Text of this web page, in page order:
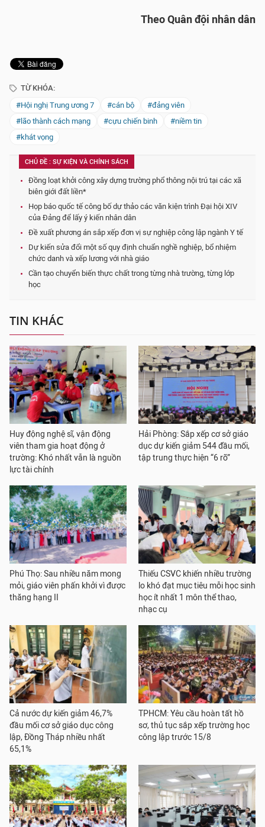
Theo Quân đội nhân dân
TỪ KHÓA:
#Hội nghị Trung ương 7
#cán bộ
#đảng viên
#lão thành cách mạng
#cựu chiến binh
#niềm tin
#khát vọng
CHỦ ĐỀ : SỰ KIỆN VÀ CHÍNH SÁCH
Đồng loạt khởi công xây dựng trường phổ thông nội trú tại các xã
biên giới đất liền*
Họp báo quốc tế công bố dự thảo các văn kiện trình Đại hội XIV
của Đảng để lấy ý kiến nhân dân
Đề xuất phương án sắp xếp đơn vị sự nghiệp công lập ngành Y tế
Dự kiến sửa đổi một số quy định chuẩn nghề nghiệp, bổ nhiệm
chức danh và xếp lương với nhà giáo
Cần tạo chuyển biến thực chất trong từng nhà trường, từng lớp
học
TIN KHÁC
Huy động nghệ sĩ, vận động
viên tham gia hoạt động ở
trường: Khó nhất vẫn là nguồn
lực tài chính
Hải Phòng: Sắp xếp cơ sở giáo
dục dự kiến giảm 544 đầu mối,
tập trung thực hiện “6 rõ”
Phú Thọ: Sau nhiều năm mong
mỏi, giáo viên phấn khởi vì được
thăng hạng II
Thiếu CSVC khiến nhiều trường
lo khó đạt mục tiêu mỗi học sinh
học ít nhất 1 môn thể thao,
nhạc cụ
Cả nước dự kiến giảm 46,7%
đầu mối cơ sở giáo dục công
lập, Đồng Tháp nhiều nhất
65,1%
TPHCM: Yêu cầu hoàn tất hồ
sơ, thủ tục sắp xếp trường học
công lập trước 15/8